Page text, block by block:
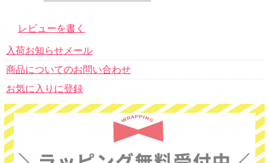
レビューを書く
入荷お知らせメール
商品についてのお問い合わせ
お気に入りに登録